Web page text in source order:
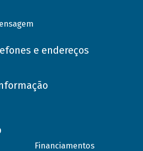
e endereços
Financiamentos